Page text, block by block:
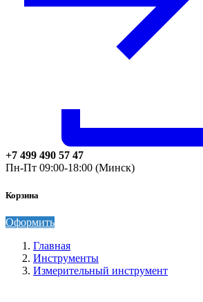
+7 499 490 57 47
Пн-Пт 09:00-18:00 (Минск)
Корзина
Оформить
Главная
Инструменты
Измерительный инструмент